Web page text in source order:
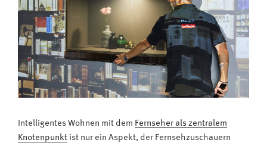
Intelligentes Wohnen mit dem Fernseher als zentralem
Knotenpunkt ist nur ein Aspekt, der Fernsehzuschauern